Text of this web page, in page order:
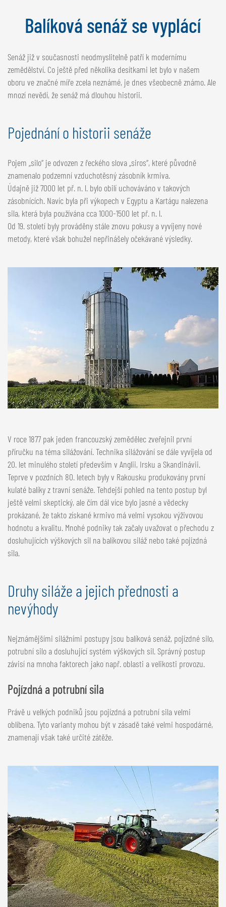
FRANÇAIS
ŠVÝCARSKO
GÖWEIL Schweiz
DEUTSCH
Balíková senáž se vyplácí
Senáž již v současnosti neodmyslitelně patří k modernímu
zemědělství. Co ještě před několika desítkami let bylo v našem
oboru ve značné míře zcela neznámé, je dnes všeobecně známo. Ale
mnozí nevědí, že senáž má dlouhou historii.
Pojednání o historii senáže
Pojem „silo“ je odvozen z řeckého slova „siros“, které původně
znamenalo podzemní vzduchotěsný zásobník krmiva.
Údajně již 7000 let př. n. l. bylo obilí uchováváno v takových
zásobnících. Navíc byla při výkopech v Egyptu a Kartágu nalezena
sila, která byla používána cca 1000-1500 let př. n. l.
Od 19. století byly prováděny stále znovu pokusy a vyvíjeny nové
metody, které však bohužel nepřinášely očekávané výsledky.
V roce 1877 pak jeden francouzský zemědělec zveřejnil první
příručku na téma silážování. Technika silážování se dále vyvíjela od
20. let minulého století především v Anglii, Irsku a Skandinávii.
Teprve v pozdních 80. letech byly v Rakousku produkovány první
kulaté balíky z travní senáže. Tehdejší pohled na tento postup byl
ještě velmi skeptický, ale čím dál více bylo jasné a vědecky
prokázané, že takto získané krmivo má velmi vysokou výživovou
hodnotu a kvalitu. Mnohé podniky tak začaly uvažovat o přechodu z
dosluhujících výškových sil na balíkovou siláž nebo také pojízdná
sila.
Druhy siláže a jejich přednosti a
nevýhody
Nejznámějšími silážními postupy jsou balíková senáž, pojízdné silo,
potrubní silo a dosluhující systém výškových sil. Správný postup
závisí na mnoha faktorech jako např. oblasti a velikosti provozu.
Pojízdná a potrubní sila
Právě u velkých podniků jsou pojízdná a potrubní sila velmi
oblíbena. Tyto varianty mohou být v zásadě také velmi hospodárné,
znamenají však také určité zátěže.